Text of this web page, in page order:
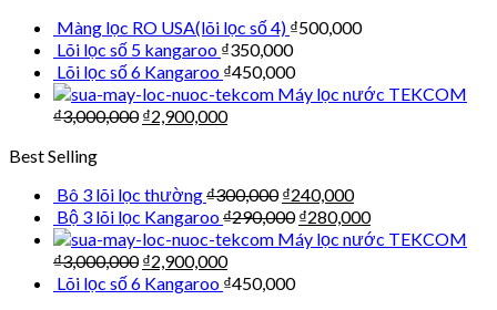
Màng lọc RO USA(lõi lọc số 4) ₫500,000
Lõi lọc số 5 kangaroo ₫350,000
Lõi lọc số 6 Kangaroo ₫450,000
Máy lọc nước TEKCOM
₫3,000,000 ₫2,900,000
Best Selling
Bô 3 lõi lọc thường₫300,000 ₫240,000
Bộ 3 lõi lọc Kangaroo₫290,000 ₫280,000
Máy lọc nước TEKCOM
₫3,000,000 ₫2,900,000
Lõi lọc số 6 Kangaroo ₫450,000